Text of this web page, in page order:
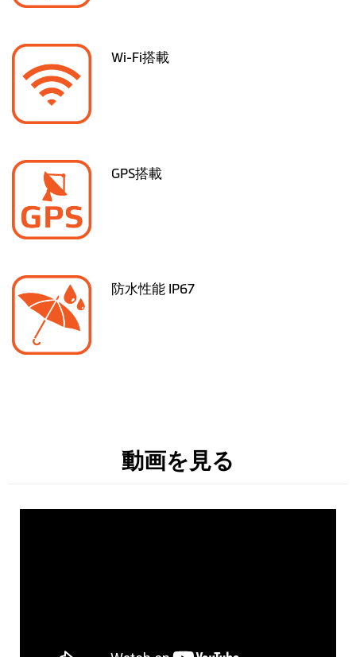
Wi-Fi搭載
GPS搭載
防水性能 IP67
動画を見る